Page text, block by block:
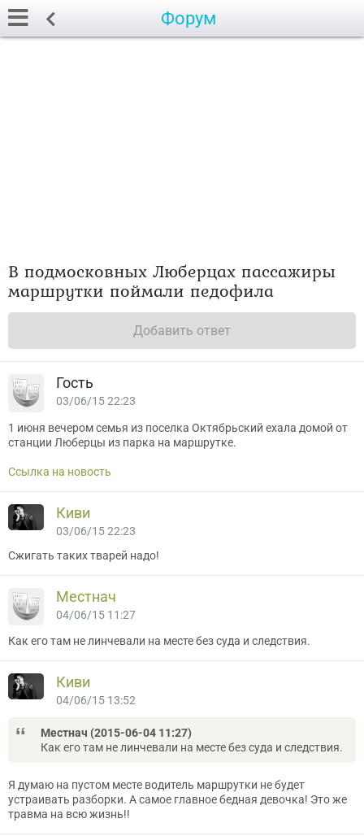
Форум
В подмосковных Люберцах пассажиры
маршрутки поймали педофила
Добавить ответ
Гость
03/06/15 22:23
1 июня вечером семья из поселка Октябрьский ехала домой от
станции Люберцы из парка на маршрутке.
Ссылка на новость
Киви
03/06/15 22:23
Сжигать таких тварей надо!
Местнач
04/06/15 11:27
Как его там не линчевали на месте без суда и следствия.
Киви
04/06/15 13:52
Местнач (2015-06-04 11:27)
Как его там не линчевали на месте без суда и следствия.
Я думаю на пустом месте водитель маршрутки не будет
устраивать разборки. А самое главное бедная девочка! Это же
травма на всю жизнь!!